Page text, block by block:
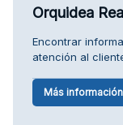
Orquidea
Encontrar
atención al
Más información